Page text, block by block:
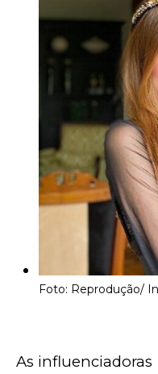
Foto: Reprodução/
As influenciadoras